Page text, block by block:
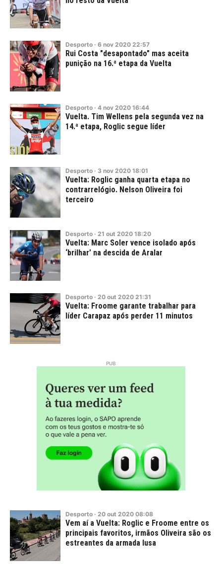
Desporto · 6 nov 2020 22:57
Rui Costa "desapontado" mas aceita
punição na 16.ª etapa da Vuelta
Desporto · 4 nov 2020 16:44
Vuelta. Tim Wellens pela segunda vez na
14.ª etapa, Roglic segue líder
Desporto · 3 nov 2020 18:01
Vuelta: Roglic ganha quarta etapa no
contrarrelógio. Nelson Oliveira foi
terceiro
Desporto · 21 out 2020 18:20
Vuelta: Marc Soler vence isolado após
‘brilhar’ na descida de Aralar
Desporto · 20 out 2020 21:31
Vuelta: Froome garante trabalhar para
líder Carapaz após perder 11 minutos
Desporto · 20 out 2020 08:08
Vem aí a Vuelta: Roglic e Froome entre os
principais favoritos, irmãos Oliveira são os
estreantes da armada lusa